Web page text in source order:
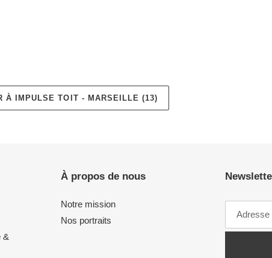
À IMPULSE TOIT - MARSEILLE (13)
&
À propos de nous
Notre mission
Nos portraits